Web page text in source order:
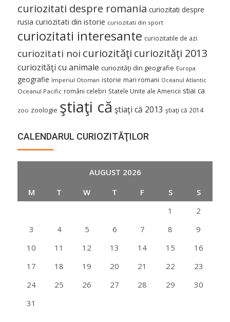
curiozitati despre romania curiozitati despre
rusia curiozitati din istorie curiozitati din sport
curiozitati interesante curiozitatile de azi
curiozitati noi curiozităţi curiozităţi 2013
curiozităţi cu animale curiozităţi din geografie Europa
geografie Imperiul Otoman istorie mari romani Oceanul Atlantic
Oceanul Pacific români celebri Statele Unite ale Americii stiai ca
zoo zoologie ştiaţi că ştiaţi că 2013 ştiaţi că 2014
CALENDARUL CURIOZITĂŢILOR
AUGUST 2026
M
T W T F S
S
1
2
3
4 5 6 7 8
9
10
11 12 13 14 15
16
17
18 19 20 21 22
23
24
25 26 27 28 29
30
31